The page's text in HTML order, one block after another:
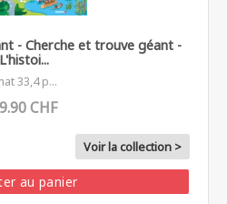
- Cherche et trouve géant -
L'histoi...
33,4 p...
CHF
Voir la collection >
au panier